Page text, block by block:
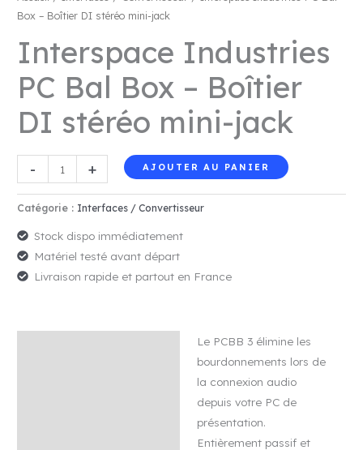
Box – Boîtier DI stéréo mini-jack
Interspace Industries
PC Bal Box – Boîtier
DI stéréo mini-jack
-
quantité
de
Interspace
PC
Bal
Box
+ AJOUTER AU PANIER
Catégorie : Interfaces / Convertisseur
Stock dispo immédiatement
Matériel testé avant départ
Livraison rapide et partout en France
Le PCBB 3 élimine les
bourdonnements lors de
la connexion audio
depuis votre PC de
présentation.
Entièrement passif et